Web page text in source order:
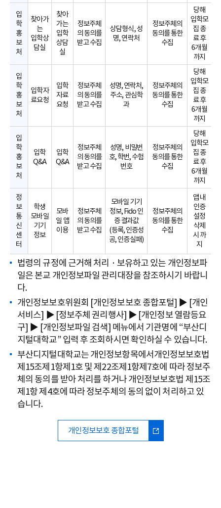
입
학
홍
보
처
찾아가
는
입학상
담실
찾아
가는
입학
상담
실
정보주체
의 동의를
받고 수집
상담형식, 성
명, 연락처
정보주체의
동의를 통한
수집
당해
입학모
집 종
료 후
6개월
까지
입
학
홍
보
처
입학자
료요청
입학
자료
요청
정보주체
의 동의를
받고 수집
성명, 연락처,
주소, 관심학
과
정보주체의
동의를 통한
수집
당해
입학모
집 종
료 후
6개월
까지
입
학
홍
보
처
입학
Q&A
입학
Q&A
정보주체
의 동의를
받고 수집
성명, 비밀번
호, 학번, 수험
번호
정보주체의
동의를 통한
수집
당해
입학모
집 종
료 후
6개월
까지
정
보
통
신
센
터
학생
모바일
기기
정보
모바
일 앱
이용
정보주체
의 동의를
받고 수집
모바일 기기
정보, Fido 인
증 결과값
(등록, 인증성
공, 인증실패)
정보주체의
동의를 통한
수집
앱 내
인증
설정
삭제
시 까
지
법령의 규정에 근거해 처리 · 보유하고 있는 개인정보파
일은 본교 개인정보파일 관리대장을 참조하시기 바랍니
다.
개인정보보호위원회 [개인정보보호 종합포털] ▶ [개인
서비스] ▶ [정보주체 권리행사] ▶ [개인정보 열람등요
구] ▶ [개인정보파일 검색] 메뉴에서 기관명에 “부산디
지털대학교” 입력 후 조회하시면 확인하실 수 있습니다.
부산디지털대학교는 개인정보항목에서개인정보보호법
제15조제1항제1호 및 제22조제1항제7호에 따라 정보주
체의 동의를 받아 처리를 하거나 개인정보보호법 제15조
제1항 제4호에 따라 정보주체의 동의 없이 처리하고 있
습니다.
개인정보보호 종합포털